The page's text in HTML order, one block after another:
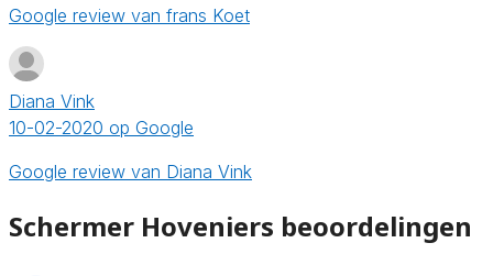
Google review van frans Koet
Diana Vink
10-02-2020 op Google
Google review van Diana Vink
Schermer Hoveniers beoordelingen